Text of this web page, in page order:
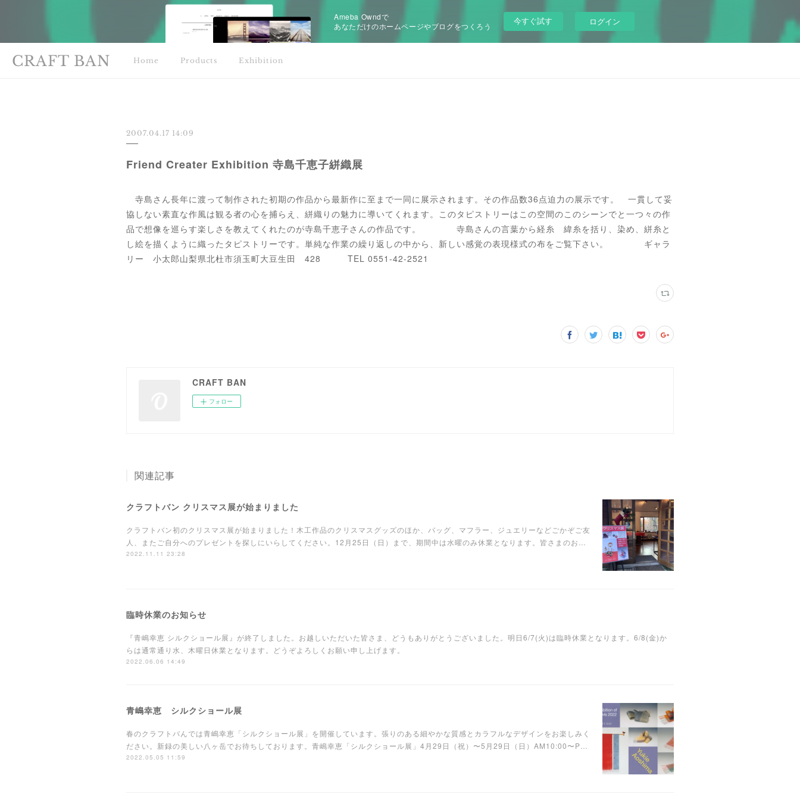
Ameba Owndで
あなただけのホームページやブログをつくろう
今すぐ試す ログイン
CRAFT BAN Home Products Exhibition
2007.04.17 14:09
Friend Creater Exhibition 寺島千恵子絣織展
寺島さん長年に渡って制作された初期の作品から最新作に至まで一同に展示されます。その作品数36点迫力の展示です。 一貫して妥
協しない素直な作風は観る者の心を捕らえ、絣織りの魅力に導いてくれます。このタピストリーはこの空間のこのシーンでと一つ々の作
品で想像を巡らす楽しさを教えてくれたのが寺島千恵子さんの作品です。 寺島さんの言葉から経糸 緯糸を括り、染め、絣糸と
し絵を描くように織ったタピストリーです。単純な作業の繰り返しの中から、新しい感覚の表現様式の布をご覧下さい。 ギャラ
リー 小太郎山梨県北杜市須玉町大豆生田 428 TEL 0551-42-2521
CRAFT BAN
フォロー
関連記事
クラフトバン クリスマス展が始まりました
クラフトバン初のクリスマス展が始まりました！木工作品のクリスマスグッズのほか、バッグ、マフラー、ジュエリーなどごかぞご友
人、またご自分へのプレゼントを探しにいらしてください。12月25日（日）まで、期間中は水曜のみ休業となります。皆さまのお…
2022.11.11 23:28
臨時休業のお知らせ
『青嶋幸恵 シルクショール展』が終了しました。お越しいただいた皆さま、どうもありがとうございました。明日6/7(火)は臨時休業となります。6/8(金)か
らは通常通り水、木曜日休業となります。どうぞよろしくお願い申し上げます。
2022.06.06 14:49
青嶋幸恵 シルクショール展
春のクラフトバんでは青嶋幸恵「シルクショール展」を開催しています。張りのある細やかな質感とカラフルなデザインをお楽しみく
ださい。新録の美しい八ヶ岳でお待ちしております。青嶋幸恵「シルクショール展」4月29日（祝）〜5月29日（日）AM10:00〜P…
2022.05.05 11:59